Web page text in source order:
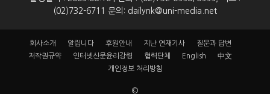
(02)732-6711 문의: dailynk@uni-media.net
회사소개 알립니다 후원안내 지난 연재기사
질문과 답변
저작권규약
인터넷신문윤리강령 협력단체 English
中文
개인정보 처리방침
©